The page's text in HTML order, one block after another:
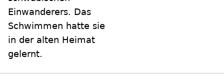
Einwanderers. Das
Schwimmen hatte sie
in der alten Heimat
gelernt.